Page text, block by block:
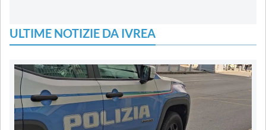
ULTIME NOTIZIE DA IVREA